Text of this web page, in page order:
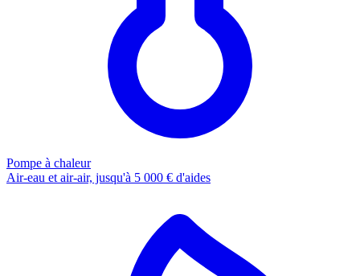
Pompe à chaleur
Air-eau et air-air, jusqu'à 5 000 € d'aides